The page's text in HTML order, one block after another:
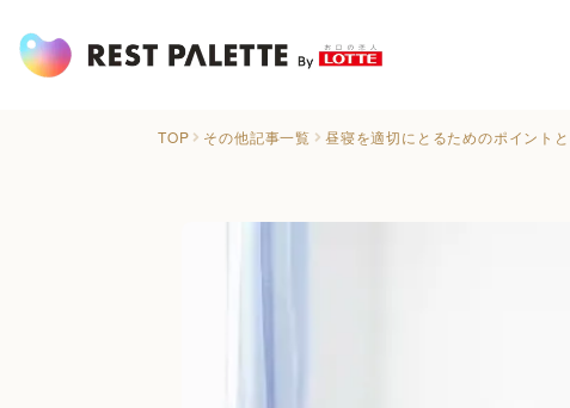
TOP その他記事一覧 昼寝を適切にとるためのポイント